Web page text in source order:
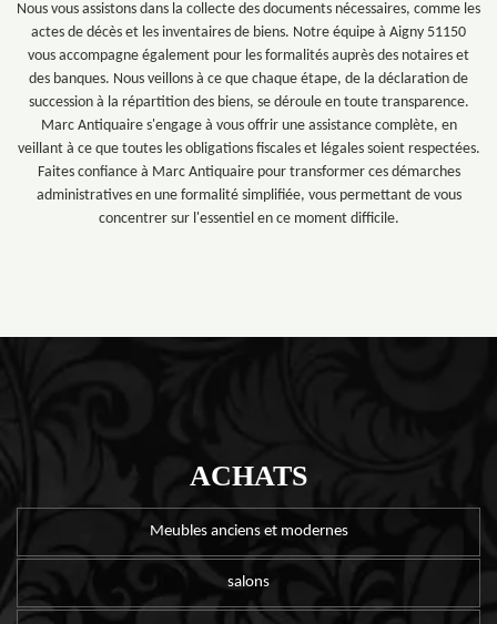
Nous vous assistons dans la collecte des documents nécessaires, comme les
actes de décès et les inventaires de biens. Notre équipe à Aigny 51150
vous accompagne également pour les formalités auprès des notaires et
des banques. Nous veillons à ce que chaque étape, de la déclaration de
succession à la répartition des biens, se déroule en toute transparence.
Marc Antiquaire s'engage à vous offrir une assistance complète, en
veillant à ce que toutes les obligations fiscales et légales soient respectées.
Faites confiance à Marc Antiquaire pour transformer ces démarches
administratives en une formalité simplifiée, vous permettant de vous
concentrer sur l'essentiel en ce moment difficile.
ACHATS
Meubles anciens et modernes
salons